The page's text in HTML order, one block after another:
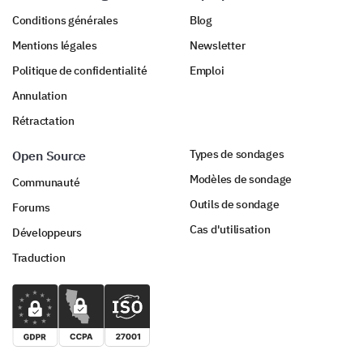
(Score Net de Promoteur)
1. Pas probable (0-6)
2. Neutre (7-8)
3. Très probable (9-10)
Nous avons presque terminé. Juste
quelques questions finales à propos de
vous.
Enfin, quelques questions pour mieux vous
comprendre et s'assurer que nous adaptons nos
Conditions générales
Mentions légales
Politique de confidentialité
Annulation
Rétractation
Blog
Newsletter
Emploi
Open Source
Communauté
Forums
Développeurs
Traduction
Types de sondages
Modèles de sondage
Outils de sondage
Cas d'utilisation